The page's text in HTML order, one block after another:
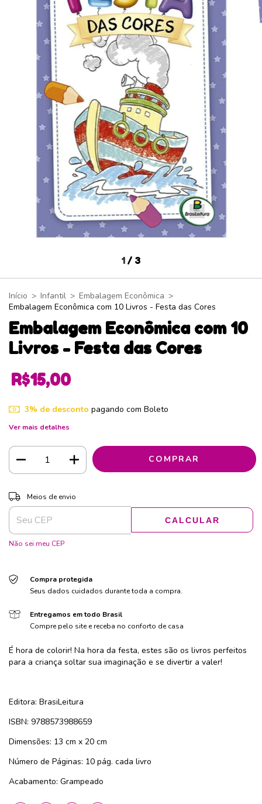
1 / 3
Início > Infantil > Embalagem Econômica >
Embalagem Econômica com 10 Livros - Festa das Cores
Embalagem Econômica com 10
Livros - Festa das Cores
R$15,00
3% de desconto pagando com Boleto
Ver mais detalhes
Entregas para o CEP:
Meios de envio
CALCULAR
Não sei meu CEP
Compra protegida
Seus dados cuidados durante toda a compra.
Entregamos em todo Brasil
Compre pelo site e receba no conforto de casa
É hora de colorir! Na hora da festa, estes são os livros perfeitos
para a criança soltar sua imaginação e se divertir a valer!
Editora: BrasiLeitura
ISBN: 9788573988659
Dimensões: 13 cm x 20 cm
Número de Páginas: 10 pág. cada livro
Acabamento: Grampeado